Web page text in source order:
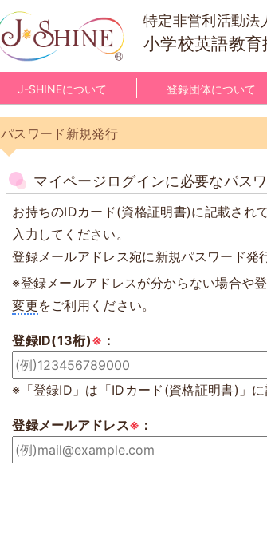
特定非営利活動法
小学校英語教
J-SHINEについて 登録団体について
パスワード新規発行
マイページログインに必要なパス
お持ちのIDカード(資格証明書)に記載され
入力してください。
登録メールアドレス宛に新規パスワード発
※登録メールアドレスが分からない場合や
変更をご利用ください。
登録ID(13桁)※ ：
※「登録ID」は「IDカード(資格証明書)」に
登録メールアドレス※ ：